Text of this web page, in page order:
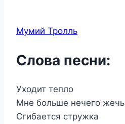
Мумий Тролль
Слова песни:
Уходит тепло
Мне больше нечего жечь
Сгибается стружка